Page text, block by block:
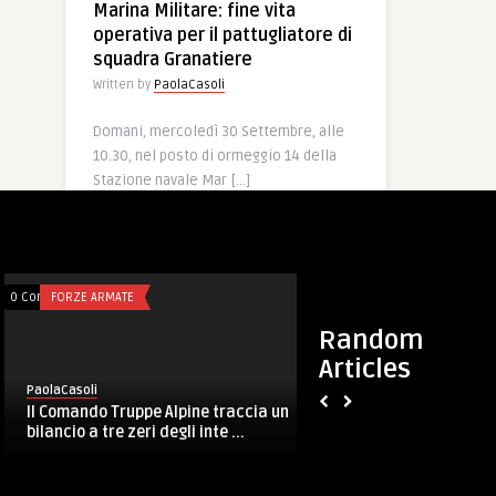
Marina Militare: fine vita
operativa per il pattugliatore di
squadra Granatiere
Written by PaolaCasoli
Domani, mercoledì 30 Settembre, alle
10.30, nel posto di ormeggio 14 della
Stazione navale Mar […]
Random
Articles
0 CommentsSICUREZZA